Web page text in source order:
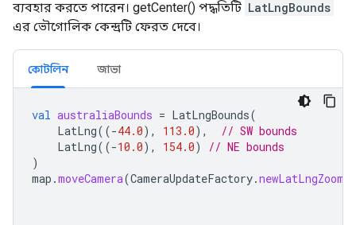
ব্যবহার করতে পারেন। getCenter() পদ্ধতিটি LatLngBounds
এর ভৌগোলিক কেন্দ্রটি ফেরত দেবে।
কোটলিন জাভা
val australiaBounds = LatLngBounds(
LatLng((-44.0), 113.0),
// SW bounds
LatLng((-10.0), 154.0)
// NE bounds
)
map .moveCamera(CameraUpdateFactory.newLatLngZoom